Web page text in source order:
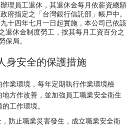
理員工退休，其退休金每月依薪資總額
府指定之「台灣銀行信託部」帳戶中。
十四年七月一日起實施，本公司已依該
退休金制度勞工，按其每月工資百分之
保局。
身安全的保護措施
業環境，每年定期執行作業環境檢
方作改善，並加強員工職業安全衛生
工作環境。
防止職業災害發生，成立職業安全衛